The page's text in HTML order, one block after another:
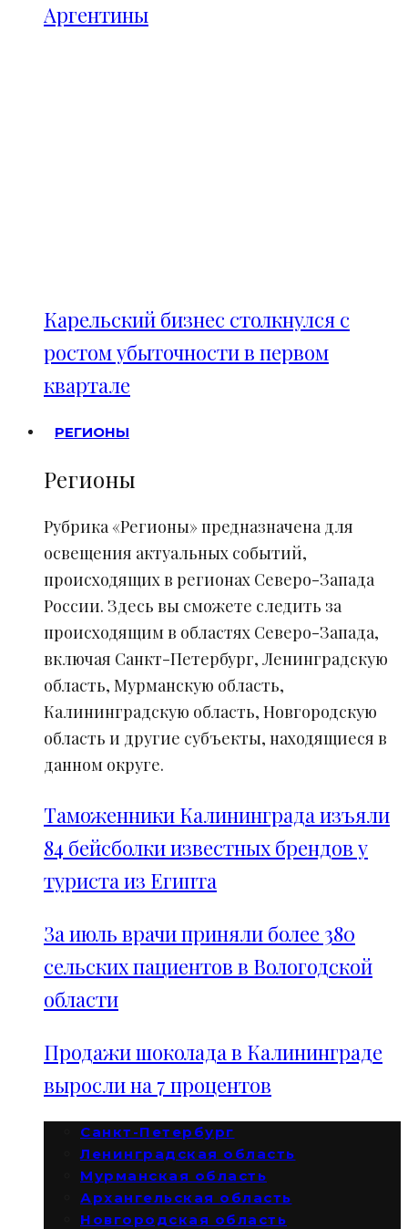
Аргентины
Карельский бизнес столкнулся с
ростом убыточности в первом
квартале
РЕГИОНЫ
Регионы
Рубрика «Регионы» предназначена для
освещения актуальных событий,
происходящих в регионах Северо-Запада
России. Здесь вы сможете следить за
происходящим в областях Северо-Запада,
включая Санкт-Петербург, Ленинградскую
область, Мурманскую область,
Калининградскую область, Новгородскую
область и другие субъекты, находящиеся в
данном округе.
Таможенники Калининграда изъяли
84 бейсболки известных брендов у
туриста из Египта
За июль врачи приняли более 380
сельских пациентов в Вологодской
области
Продажи шоколада в Калининграде
выросли на 7 процентов
Санкт-Петербург
Ленинградская область
Мурманская область
Архангельская область
Новгородская область